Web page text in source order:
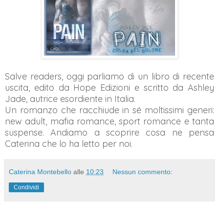
Salve readers, oggi parliamo di un libro di recente
uscita, edito da Hope Edizioni e scritto da Ashley
Jade, autrice esordiente in Italia.
Un romanzo che racchiude in sé moltissimi generi:
new adult, mafia romance, sport romance e tanta
suspense. Andiamo a scoprire cosa ne pensa
Caterina che lo ha letto per noi.
Caterina Montebello alle 10:23 Nessun commento:
Condividi